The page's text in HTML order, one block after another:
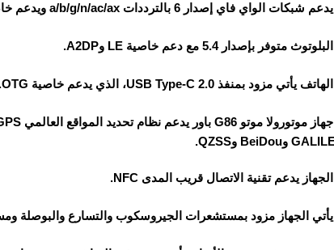
يدعم شبكات الواي فاي إصدار 6 بالترددات a/b/g/n/ac/ax ويدعم خاصية Dual-band ونقطة الاتصال Hotspot.
البلوتوث متوفر بإصدار 5.4 مع دعم خاصية LE وA2DP.
الهاتف يأتي مزود بمنفذ USB Type-C 2.0، الذي يدعم خاصية OTG.
جهاز موتورولا موتو G86 باور
الجهاز يدعم تقنية الاتصال قريب المدى NFC.
يأتي الجهاز مزود بمستشعرات الجيروسكوب والتسارع والبوصلة